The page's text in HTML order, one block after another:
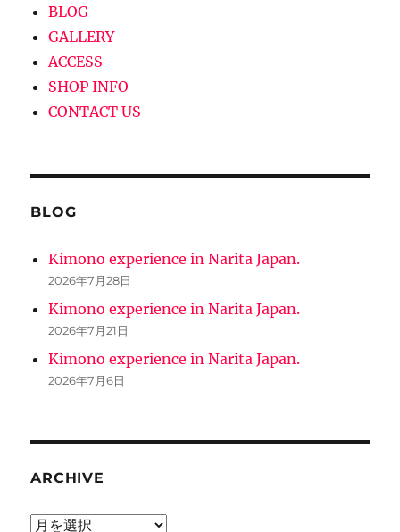
BLOG
GALLERY
ACCESS
SHOP INFO
CONTACT US
BLOG
Kimono experience in Narita Japan.
2026年7月28日
Kimono experience in Narita Japan.
2026年7月21日
Kimono experience in Narita Japan.
2026年7月6日
ARCHIVE
ARCHIVE